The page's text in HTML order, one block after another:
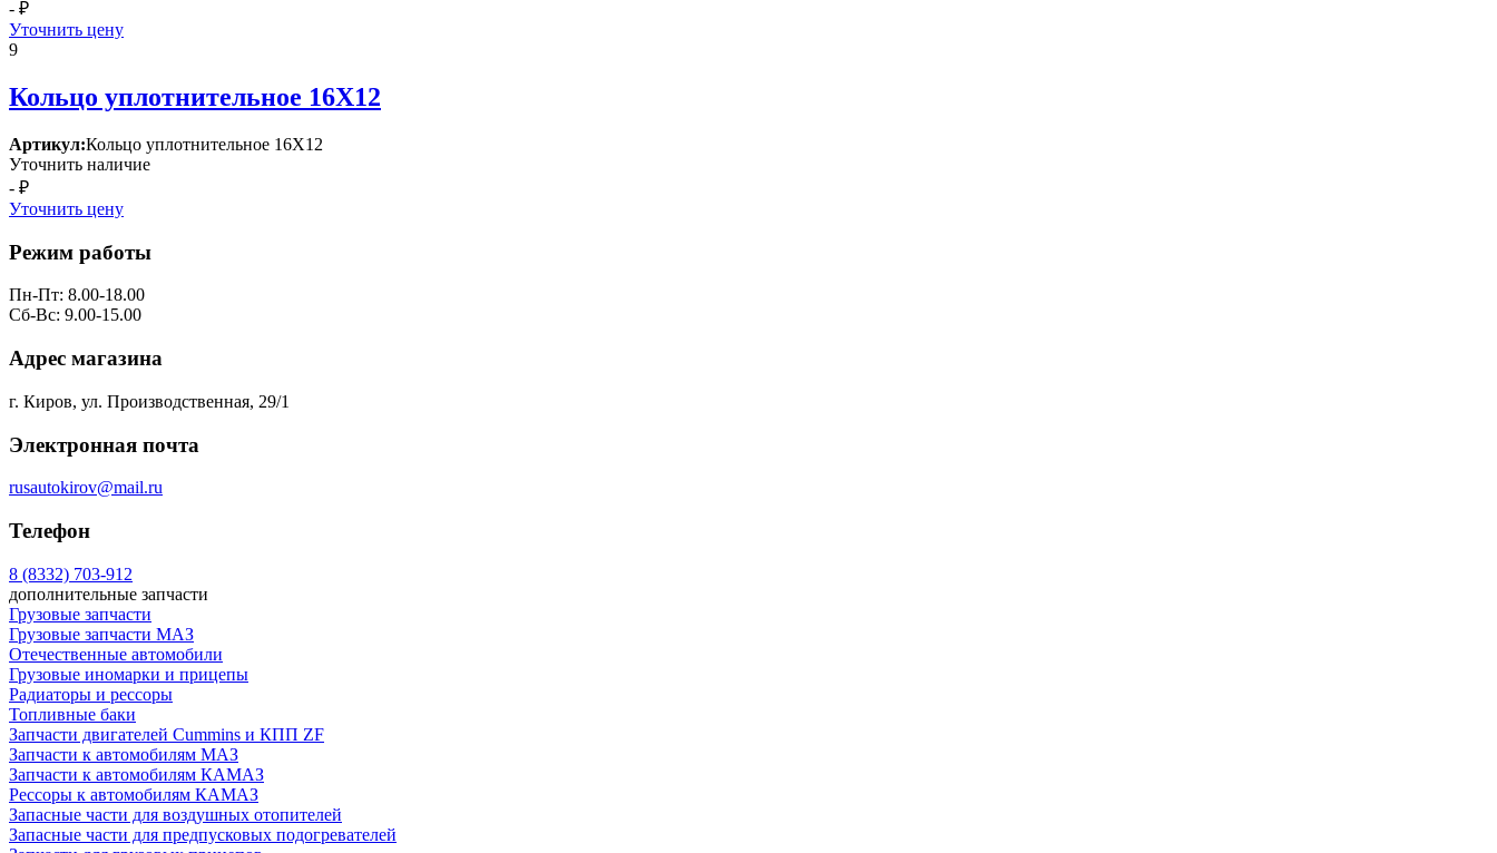
- ₽
Уточнить цену
9
Кольцо уплотнительное 16Х12
Артикул:Кольцо уплотнительное 16Х12
Уточнить наличие
- ₽
Уточнить цену
Режим работы
Пн-Пт: 8.00-18.00
Сб-Вс: 9.00-15.00
Адрес магазина
г. Киров, ул. Производственная, 29/1
Электронная почта
rusautokirov@mail.ru
Телефон
8 (8332) 703-912
дополнительные запчасти
Грузовые запчасти
Грузовые запчасти МАЗ
Отечественные автомобили
Грузовые иномарки и прицепы
Радиаторы и рессоры
Топливные баки
Запчасти двигателей Cummins и КПП ZF
Запчасти к автомобилям МАЗ
Запчасти к автомобилям КАМАЗ
Рессоры к автомобилям КАМАЗ
Запасные части для воздушных отопителей
Запасные части для предпусковых подогревателей